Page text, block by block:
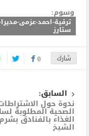
وسوم:
ترقية-احمد-عزمى-
ستارز
شارك 0
السابق:
ندوة حول
الصحية المطلوبة
الغذاء بالفنادق بشرم
الشيخ